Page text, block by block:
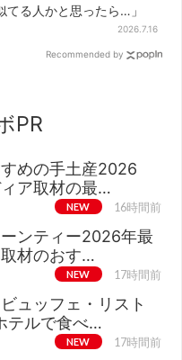
てる人かと思ったら…」
2026.7.16
Recommended by
PR
すめの手土産2026
ア取材の最…
NEW 16時間前
ンティー2026年最
材のおす…
NEW 17時間前
ュッフェ・リスト
テルで食べ…
NEW 17時間前